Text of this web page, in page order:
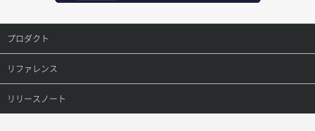
ロール作成
ロール削除
ロール更新
ボリューム削除
ボリューム更新
ボリューム詳細一覧取得
サーバープラン一覧取得
サーバープラン変更
サーバープラン詳細一覧取得
メンバー更新
メンバー詳細取得
オブジェクト複製
オブジェクト詳細取得
コンテナ一覧取得
コンテナ作成
レコード更新
レコード詳細取得
プロダクト
プロダクトトップ
ConoHa VPS(Ver.3.0)
リファレンス
リファレンストップ
リリースノート